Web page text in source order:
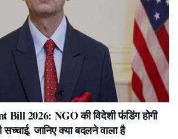
2026: NGO की विदेशी फंडिंग होगी
सच्चाई, जानिए क्या बदलने वाला है